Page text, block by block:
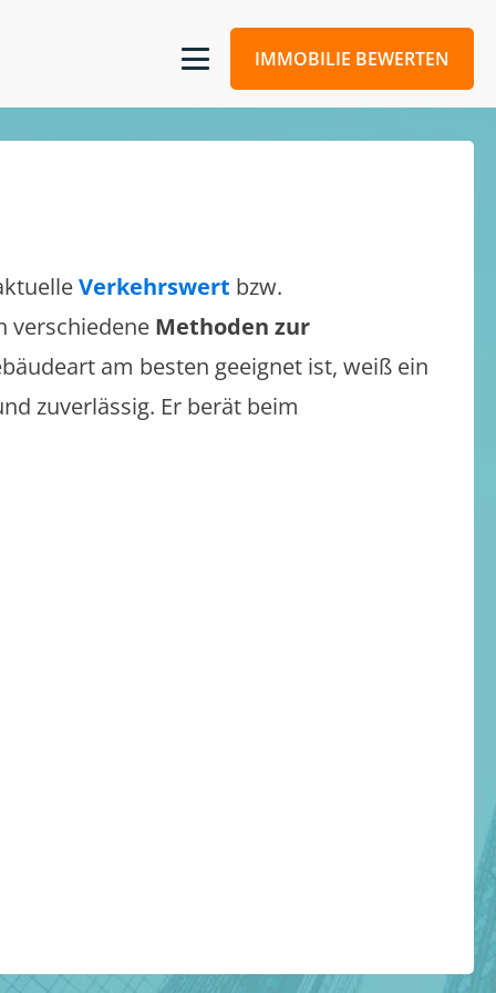
IMMOBILIE BEWERTEN
Verkehrswert bzw.
verschiedene Methoden zur
am besten geeignet ist, weiß ein
zuverlässig. Er berät beim